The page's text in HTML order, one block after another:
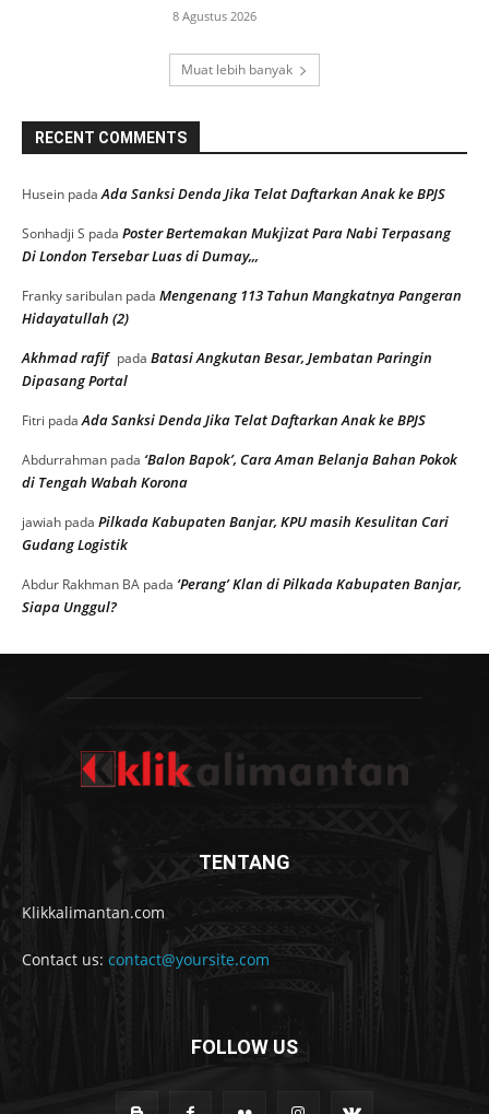
8 Agustus 2026
Muat lebih banyak
RECENT COMMENTS
Husein padaAda Sanksi Denda Jika Telat Daftarkan Anak ke BPJS
Sonhadji S pada Poster Bertemakan Mukjizat Para Nabi Terpasang
Di London Tersebar Luas di Dumay,,,
Franky saribulan pada Mengenang 113 Tahun Mangkatnya Pangeran
Hidayatullah (2)
Akhmad rafif pada Batasi Angkutan Besar, Jembatan Paringin
Dipasang Portal
Fitri padaAda Sanksi Denda Jika Telat Daftarkan Anak ke BPJS
Abdurrahman pada ‘Balon Bapok’, Cara Aman Belanja Bahan Pokok
di Tengah Wabah Korona
jawiah pada Pilkada Kabupaten Banjar, KPU masih Kesulitan Cari
Gudang Logistik
Abdur Rakhman BA pada ‘Perang’ Klan di Pilkada Kabupaten Banjar,
Siapa Unggul?
TENTANG
Klikkalimantan.com
Contact us: contact@yoursite.com
FOLLOW US